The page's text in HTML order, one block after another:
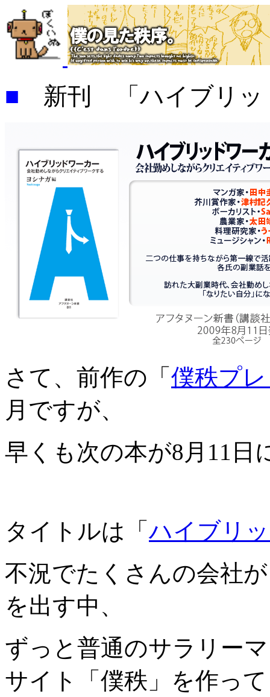
■ 新刊 「ハイブリッ
さて、前作の「 僕秩プ
月ですが、
早くも次の本が8月11日
タイトルは「ハイブリ
不況でたくさんの会社
を出す中、
ずっと普通のサラリー
サイト「僕秩」を作っ